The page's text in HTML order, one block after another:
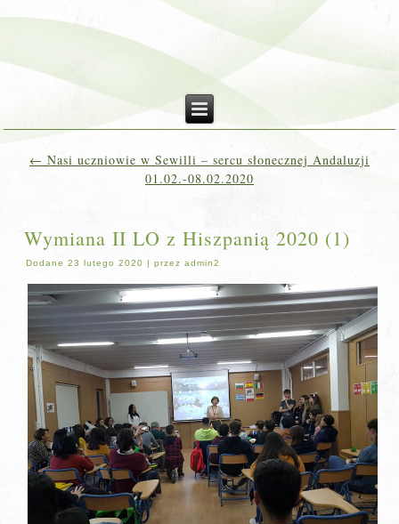
← Nasi uczniowie w Sewilli – sercu słonecznej Andaluzji
01.02.-08.02.2020
Wymiana II LO z Hiszpanią 2020 (1)
Dodane 23 lutego 2020 |przez admin2